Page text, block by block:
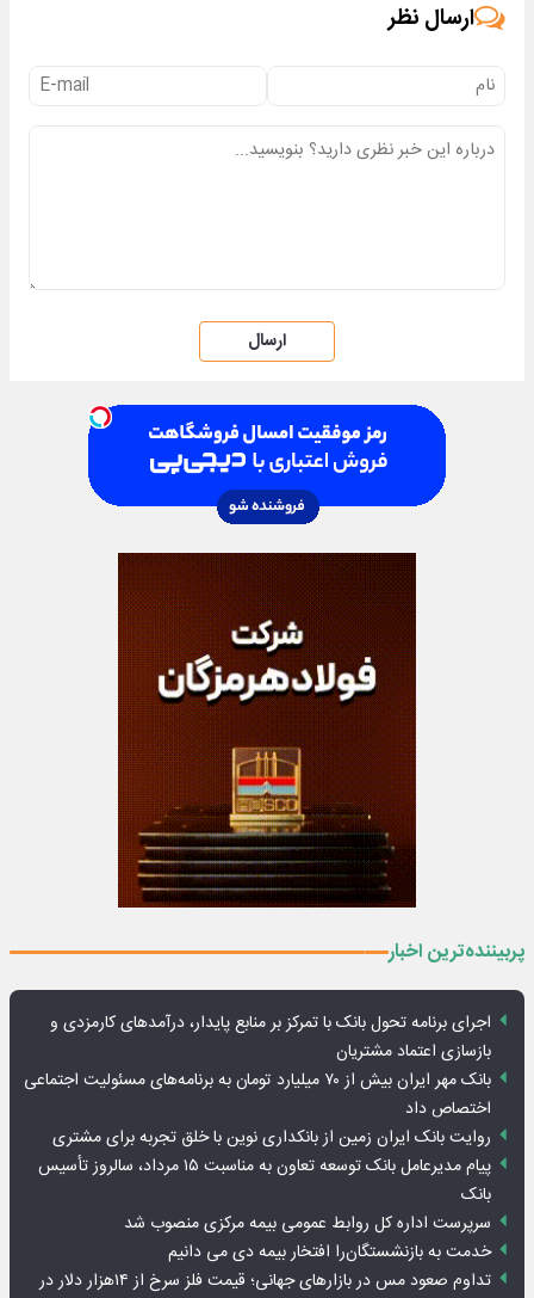
ارسال نظر
ارسال
پربیننده‌ترین اخبار
اجرای برنامه تحول بانک با تمرکز بر منابع پایدار، درآمدهای کارمزدی و
بازسازی اعتماد مشتریان
بانک مهر ایران بیش از ۷۰ میلیارد تومان به برنامه‌های مسئولیت اجتماعی
اختصاص داد
روایت بانک ایران زمین از بانکداری نوین با خلق تجربه برای مشتری
پیام مدیرعامل بانک توسعه تعاون به مناسبت ۱۵ مرداد، سالروز تأسیس
بانک
سرپرست اداره کل روابط عمومی بیمه مرکزی منصوب شد
خدمت به بازنشستگان‌را افتخار بیمه دی می دانیم
تداوم صعود مس در بازارهای جهانی؛ قیمت فلز سرخ از ۱۴هزار دلار در